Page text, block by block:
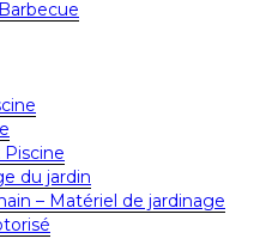
du jardin
– Matériel de jardinage